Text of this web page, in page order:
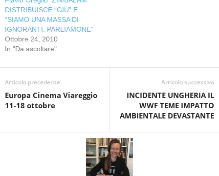
DISTRIBUISCE “GIÙ” E
“SIAMO UNA MASSA DI
IGNORANTI. PARLIAMONE”
Ottobre 24, 2010
In "Da ascoltare"
Articolo precedente
Europa Cinema Viareggio
11-18 ottobre
Articolo successivo
INCIDENTE UNGHERIA IL
WWF TEME IMPATTO
AMBIENTALE DEVASTANTE